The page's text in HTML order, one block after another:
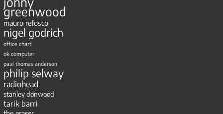
greenwood
mauro refosco
nigel godrich
office chart
ok computer
paul thomas anderson
philip selway
radiohead
stanley donwood
tarik barri